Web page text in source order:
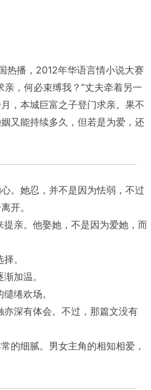
热播，2012年华语言情小说大赛
，何必束缚我？”丈夫牵着另一
，本城巨富之子登门求亲。果不
又能持续多久，但若是为爱，还
。她忍，并不是因为怯弱，不过
开。
亲。他娶她，不是因为爱她，而
。
加温。
绻欢场。
深有体会。不过，那篇文没有
的细腻。男女主角的相知相爱，